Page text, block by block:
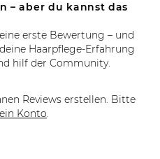
– aber du kannst das
erste Bewertung – und
Haarpflege-Erfahrung
hilf der Community.
Reviews erstellen. Bitte
Konto.